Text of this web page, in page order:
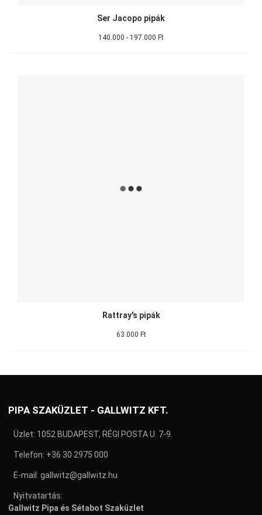
Ser Jacopo pipák
140.000 - 197.000 Ft
Rattray's pipák
63.000 Ft
PIPA SZAKÜZLET - GALLWITZ KFT.
Üzlet: 1052 BUDAPEST, RÉGI POSTA U. 7-9.
Telefon: +36 30 2975 000
E-mail: gallwitz@gallwitz.hu
Nyitvatartás:
Gallwitz Pipa és Sétabot Szaküzlet